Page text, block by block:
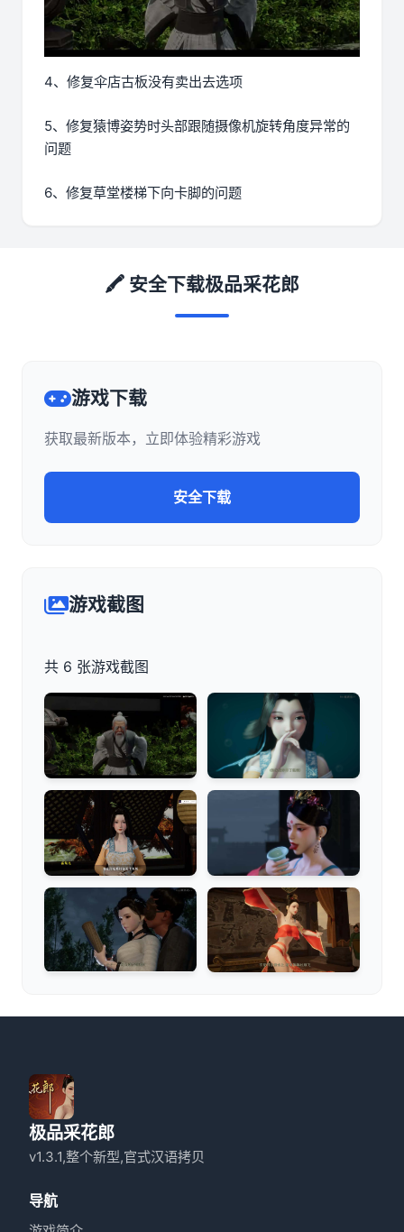
4、修复伞店古板没有卖出去选项
5、修复猿博姿势时头部跟随摄像机旋转角度异常的
问题
6、修复草堂楼梯下向卡脚的问题
🖍️ 安全下载极品采花郎
游戏下载
获取最新版本，立即体验精彩游戏
安全下载
游戏截图
共 6 张游戏截图
极品采花郎
v1.3.1,整个新型,官式汉语拷贝
导航